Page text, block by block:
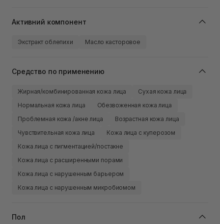
Активний компонент
Экстракт облепихи Масло касторовое
Средство по применению
Жирная/комбинированная кожа лица
Сухая кожа лица
Нормальная кожа лица
Обезвоженная кожа лица
Проблемная кожа /акне лица
Возрастная кожа лица
Чувствительная кожа лица
Кожа лица с куперозом
Кожа лица с пигментацией/постакне
Кожа лица с расширенными порами
Кожа лица с нарушенным барьером
Кожа лица с нарушенным микробиомом
Пол